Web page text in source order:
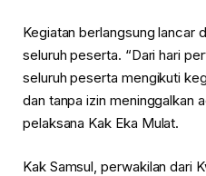
Kegiatan berlangsung lancar
seluruh peserta. “Dari hari
seluruh peserta mengikuti
dan tanpa izin meninggalkan
pelaksana Kak Eka Mulat.
Kak Samsul, perwakilan dari